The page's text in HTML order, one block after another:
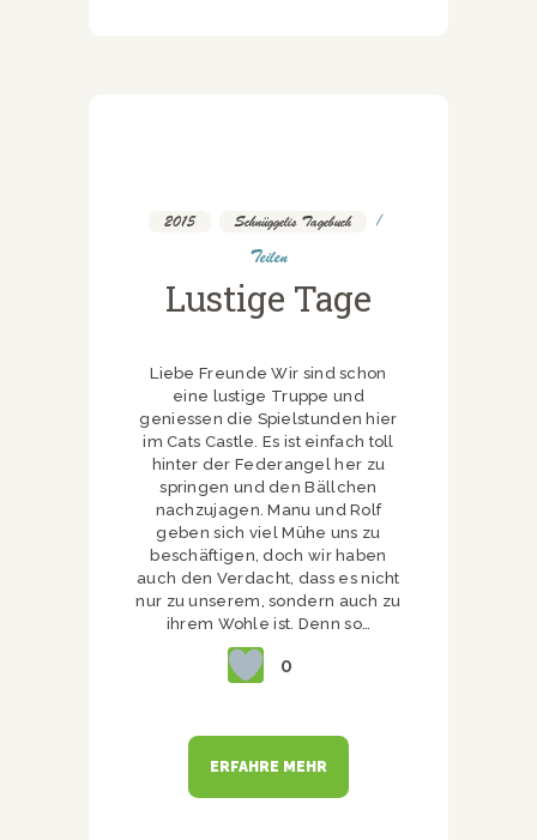
2015 Schnüggelis Tagebuch
Teilen
Lustige Tage
Liebe Freunde Wir sind schon
eine lustige Truppe und
geniessen die Spielstunden hier
im Cats Castle. Es ist einfach toll
hinter der Federangel her zu
springen und den Bällchen
nachzujagen. Manu und Rolf
geben sich viel Mühe uns zu
beschäftigen, doch wir haben
auch den Verdacht, dass es nicht
nur zu unserem, sondern auch zu
ihrem Wohle ist. Denn so…
0
ERFAHRE MEHR